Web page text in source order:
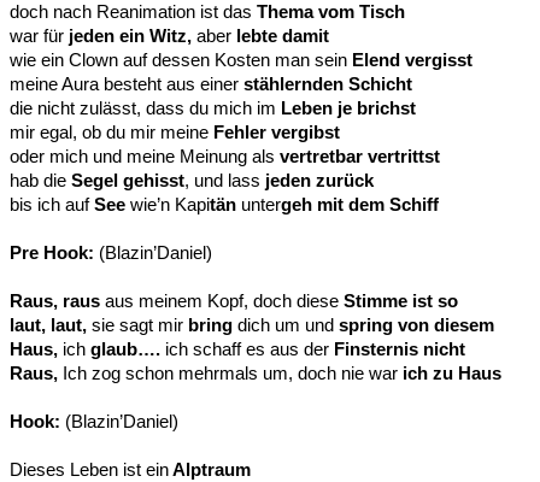
doch nach Reanimation ist das Thema vom Tisch
war für jeden ein Witz, aber lebte damit
wie ein Clown auf dessen Kosten man sein Elend vergisst
meine Aura besteht aus einer stählernden Schicht
die nicht zulässt, dass du mich im Leben je brichst
mir egal, ob du mir meine Fehler vergibst
oder mich und meine Meinung als vertretbar vertrittst
hab die Segel gehisst, und lass jeden zurück
bis ich aufSee wie’n Kapitän untergeh mit dem Schiff
Pre Hook: (Blazin’Daniel)
Raus, raus aus meinem Kopf, doch diese Stimme ist so
laut, laut, sie sagt mir bring dich um und spring von diesem
Haus, ich glaub…. ich schaff es aus der Finsternis nicht
Raus, Ich zog schon mehrmals um, doch nie war ich zu Haus
Hook: (Blazin’Daniel)
Dieses Leben ist einAlptraum